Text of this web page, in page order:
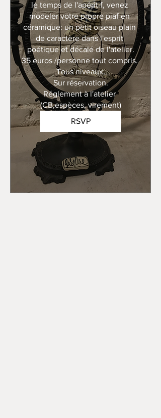
le temps de l'apéritif, venez
modeler votre propre piaf en
céramique: un petit oiseau plain
de caractère dans l'esprit
poétique et décalé de l'atelier.
35 euros /personne tout compris.
Tous niveaux.
Sur réservation.
Réglement à l'atelier
(CB,espèces, virement)
RSVP